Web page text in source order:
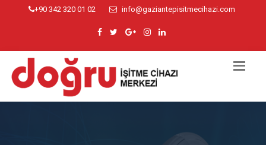
+90 342 320 01 02 info@gaziantepisitmecihazi.com